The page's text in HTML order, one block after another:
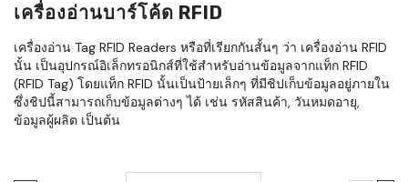
เครื่องอ่านบาร์โค้ด RFID
เครื่องอ่าน Tag RFID Readers หรือที่เรียกกันสั้นๆ ว่า เครื่องอ่าน RFID
นั้น เป็นอุปกรณ์อิเล็กทรอนิกส์ที่ใช้สำหรับอ่านข้อมูลจากแท็ก RFID
(RFID Tag) โดยแท็ก RFID นั้นเป็นป้ายเล็กๆ ที่มีชิปเก็บข้อมูลอยู่ภายใน
ซึ่งชิปนี้สามารถเก็บข้อมูลต่างๆ ได้ เช่น รหัสสินค้า, วันหมดอายุ,
ข้อมูลผู้ผลิต เป็นต้น